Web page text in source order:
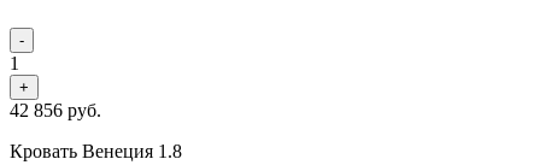
-
1
+
42 856 руб.
Кровать Венеция 1.8